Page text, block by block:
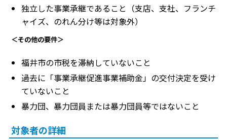
独立した事業承継であること（支店、支社、フランチ
ャイズ、のれん分け等は対象外）
＜その他の要件＞
福井市の市税を滞納していないこと
過去に「事業承継促進事業補助金」の交付決定を受け
ていないこと
暴力団、暴力団員または暴力団員等ではないこと
対象者の詳細